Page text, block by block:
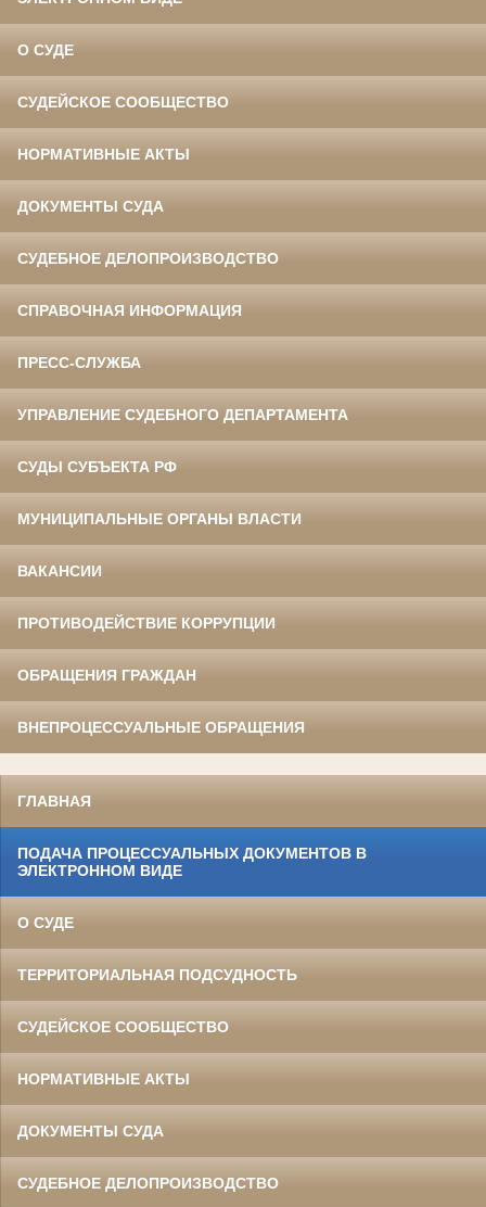
О СУДЕ
СУДЕЙСКОЕ СООБЩЕСТВО
НОРМАТИВНЫЕ АКТЫ
ДОКУМЕНТЫ СУДА
СУДЕБНОЕ ДЕЛОПРОИЗВОДСТВО
СПРАВОЧНАЯ ИНФОРМАЦИЯ
ПРЕСС-СЛУЖБА
УПРАВЛЕНИЕ СУДЕБНОГО ДЕПАРТАМЕНТА
СУДЫ СУБЪЕКТА РФ
МУНИЦИПАЛЬНЫЕ ОРГАНЫ ВЛАСТИ
ВАКАНСИИ
ПРОТИВОДЕЙСТВИЕ КОРРУПЦИИ
ОБРАЩЕНИЯ ГРАЖДАН
ВНЕПРОЦЕССУАЛЬНЫЕ ОБРАЩЕНИЯ
ГЛАВНАЯ
ПОДАЧА ПРОЦЕССУАЛЬНЫХ ДОКУМЕНТОВ В
ЭЛЕКТРОННОМ ВИДЕ
О СУДЕ
ТЕРРИТОРИАЛЬНАЯ ПОДСУДНОСТЬ
СУДЕЙСКОЕ СООБЩЕСТВО
НОРМАТИВНЫЕ АКТЫ
ДОКУМЕНТЫ СУДА
СУДЕБНОЕ ДЕЛОПРОИЗВОДСТВО